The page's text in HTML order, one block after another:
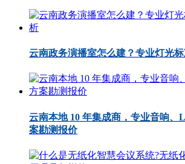
云南政务演播室怎么建？专业灯光
云南本地 10 年集成商，专业音响、
案勘测报价